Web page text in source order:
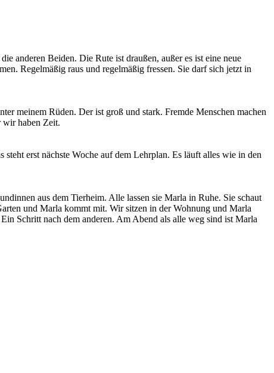
anderen Beiden. Die Rute ist draußen, außer es ist eine neue
Regelmäßig raus und regelmäßig fressen. Sie darf sich jetzt in
meinem Rüden. Der ist groß und stark. Fremde Menschen machen
wir haben Zeit.
erst nächste Woche auf dem Lehrplan. Es läuft alles wie in den
aus dem Tierheim. Alle lassen sie Marla in Ruhe. Sie schaut
und Marla kommt mit. Wir sitzen in der Wohnung und Marla
Schritt nach dem anderen. Am Abend als alle weg sind ist Marla